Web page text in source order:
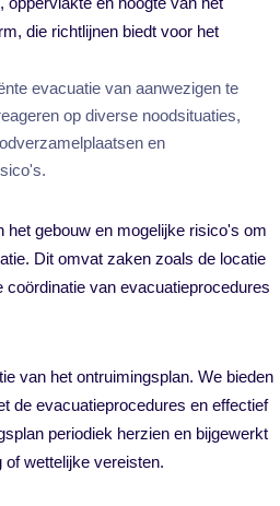
die richtlijnen biedt voor het
evacuatie van aanwezigen te
op diverse noodsituaties,
en
gebouw en mogelijke risico's om
Dit omvat zaken zoals de locatie
van evacuatieprocedures
van het ontruimingsplan. We bieden
de evacuatieprocedures en effectief
periodiek herzien en bijgewerkt
wettelijke vereisten.